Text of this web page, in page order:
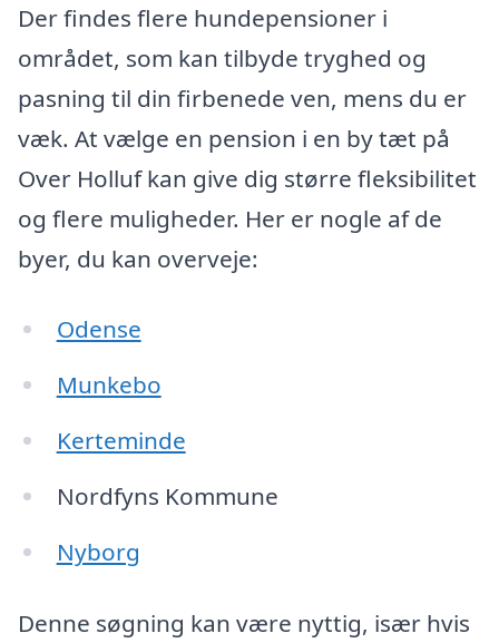
Der findes flere hundepensioner i
området, som kan tilbyde tryghed og
pasning til din firbenede ven, mens du er
væk. At vælge en pension i en by tæt på
Over Holluf kan give dig større fleksibilitet
og flere muligheder. Her er nogle af de
byer, du kan overveje:
Odense
Munkebo
Kerteminde
Nordfyns Kommune
Nyborg
Denne søgning kan være nyttig, især hvis